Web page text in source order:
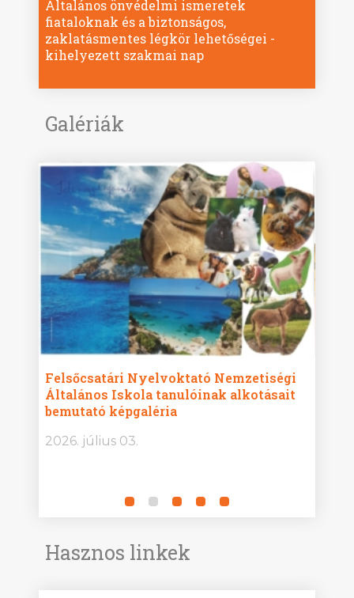
Általános önvédelmi ismeretek
fiataloknak és a biztonságos,
zaklatásmentes légkör lehetőségei -
kihelyezett szakmai nap
Galériák
Felsőcsatári Nyelvoktató Nemzetiségi
Általános Iskola tanulóinak alkotásait
bemutató képgaléria
2026. július 03.
Hasznos linkek